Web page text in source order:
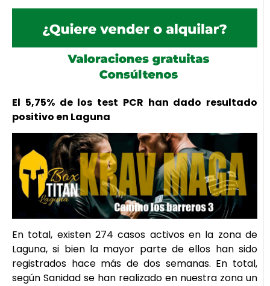
El 5,75% de los test PCR han dado resultado
positivo en Laguna
En total, existen 274 casos activos en la zona de
Laguna, si bien la mayor parte de ellos han sido
registrados hace más de dos semanas. En total,
según Sanidad se han realizado en nuestra zona un